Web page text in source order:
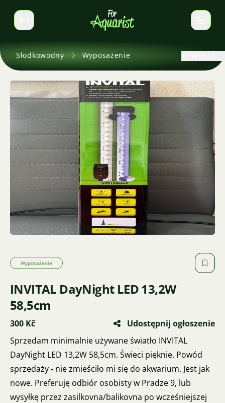
Zmień język
Słodkowodny Wyposażenie
Wyposażenie
INVITAL DayNight LED 13,2W
58,5cm
300 Kč
Udostępnij ogłoszenie
Sprzedam minimalnie używane światło INVITAL
DayNight LED 13,2W 58,5cm. Świeci pięknie. Powód
sprzedaży - nie zmieściło mi się do akwarium. Jest jak
nowe. Preferuję odbiór osobisty w Pradze 9, lub
wysyłkę przez zasilkovna/balikovna po wcześniejszej